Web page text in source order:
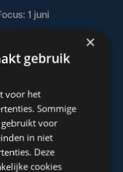
1 juni
1 juni
en WTV: 31 mei
×
gebruik
voor het
Sommige
voor
in niet
Deze
cookies